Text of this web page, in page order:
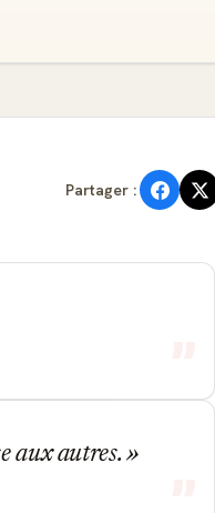
Partager :
aux autres.